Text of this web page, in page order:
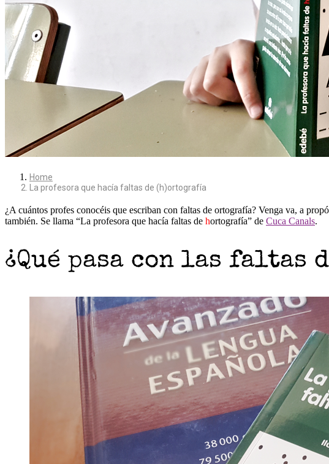
Home
La profesora que hacía faltas de (h)ortografía
¿A cuántos profes conocéis que escriban con faltas de ortografía? Venga va, a
también. Se llama “La profesora que hacía faltas de hortografía” de Cuca Canals.
¿Qué pasa con las faltas